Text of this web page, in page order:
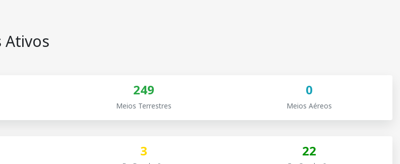
Ativos
249
Meios Terrestres
0
Meios Aéreos
3 22